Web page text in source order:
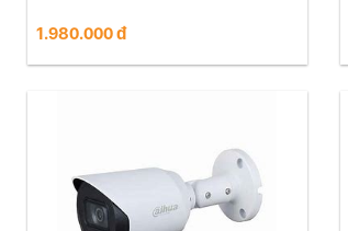
1.980.000 đ